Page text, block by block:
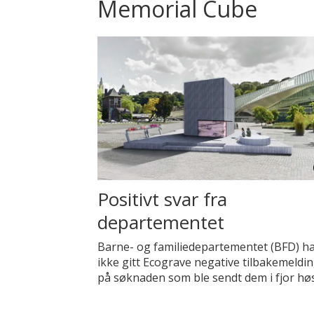
Memorial Cube
Positivt svar fra
departementet
Barne- og familiedepartementet (BFD)
ikke gitt Ecograve negative
på søknaden som ble sendt dem i fjor